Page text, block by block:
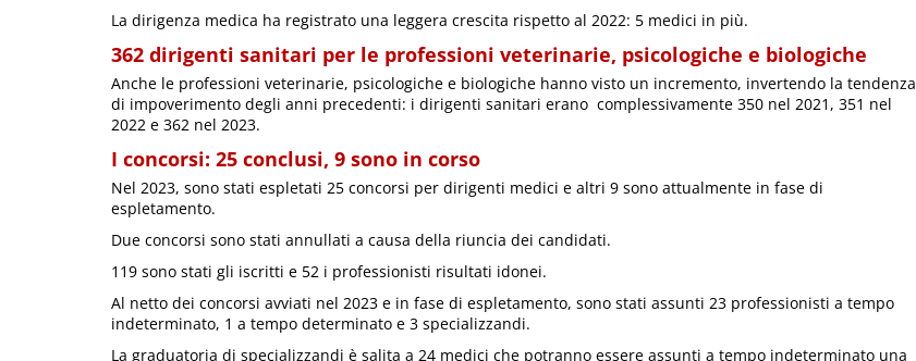
La dirigenza medica ha registrato una leggera crescita rispetto al 2022: 5 medici in più.
362 dirigenti sanitari per le professioni veterinarie, psicologiche e biologiche
Anche le professioni veterinarie, psicologiche e biologiche hanno visto un incremento, invertendo la tendenza
di impoverimento degli anni precedenti: i dirigenti sanitari erano complessivamente 350 nel 2021, 351 nel
2022 e 362 nel 2023.
I concorsi: 25 conclusi, 9 sono in corso
Nel 2023, sono stati espletati 25 concorsi per dirigenti medici e altri 9 sono attualmente in fase di
espletamento.
Due concorsi sono stati annullati a causa della riuncia dei candidati.
119 sono stati gli iscritti e 52 i professionisti risultati idonei.
Al netto dei concorsi avviati nel 2023 e in fase di espletamento, sono stati assunti 23 professionisti a tempo
indeterminato, 1 a tempo determinato e 3 specializzandi.
La graduatoria di specializzandi è salita a 24 medici che potranno essere assunti a tempo indeterminato una